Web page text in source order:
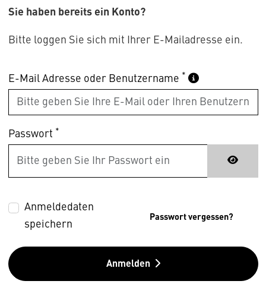
Sie haben bereits ein Konto?
Bitte loggen Sie sich mit Ihrer E-Mailadresse ein.
E-Mail Adresse oder Benutzername *
Passwort *
Anmeldedaten
speichern
Passwort vergessen?
Anmelden